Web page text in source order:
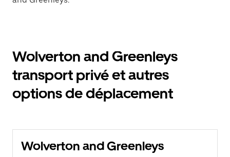
Wolverton and Greenleys
transport privé et autres
options de déplacement
Wolverton and Greenleys